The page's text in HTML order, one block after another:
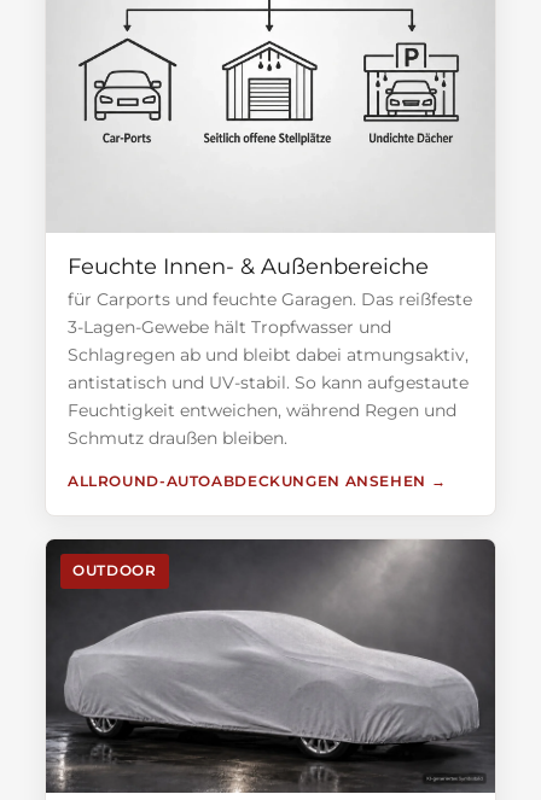
Feuchte Innen- & Außenbereiche
für Carports und feuchte Garagen. Das reißfeste
3-Lagen-Gewebe hält Tropfwasser und
Schlagregen ab und bleibt dabei atmungsaktiv,
antistatisch und UV-stabil. So kann aufgestaute
Feuchtigkeit entweichen, während Regen und
Schmutz draußen bleiben.
ALLROUND-AUTOABDECKUNGEN ANSEHEN
OUTDOOR